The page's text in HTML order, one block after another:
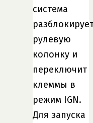
система
рулевую
колонку и
переключит
клеммы в
режим IGN.
Для запуска